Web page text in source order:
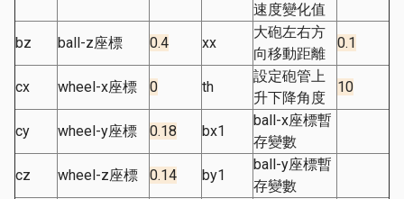
速度變化值
bz ball-z座標 0.4 xx
大砲左右方
向移動距離
0.1
cx wheel-x座標 0 th
設定砲管上
升下降角度
10
cy wheel-y座標 0.18 bx1
ball-x座標暫
存變數
cz
wheel-z座標 0.14 by1
ball-y座標暫
存變數